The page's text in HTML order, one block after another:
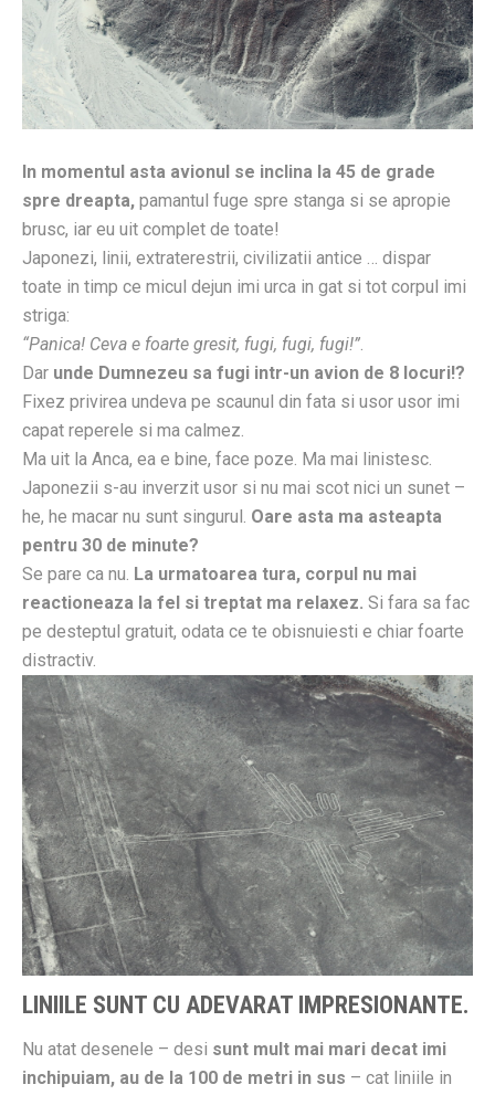
In momentul asta avionul se inclina la 45 de grade
spre dreapta, pamantul fuge spre stanga si se apropie
brusc, iar eu uit complet de toate!
Japonezi, linii, extraterestrii, civilizatii antice … dispar
toate in timp ce micul dejun imi urca in gat si tot corpul imi
striga:
“Panica! Ceva e foarte gresit, fugi, fugi, fugi!”.
Dar unde Dumnezeu sa fugi intr-un avion de 8 locuri!?
Fixez privirea undeva pe scaunul din fata si usor usor imi
capat reperele si ma calmez.
Ma uit la Anca, ea e bine, face poze. Ma mai linistesc.
Japonezii s-au inverzit usor si nu mai scot nici un sunet –
he, he macar nu sunt singurul. Oare asta ma asteapta
pentru 30 de minute?
Se pare ca nu. La urmatoarea tura, corpul nu mai
reactioneaza la fel si treptat ma relaxez. Si fara sa fac
pe desteptul gratuit, odata ce te obisnuiesti e chiar foarte
distractiv.
LINIILE SUNT CU ADEVARAT IMPRESIONANTE.
Nu atat desenele – desi sunt mult mai mari decat imi
inchipuiam, au de la 100 de metri in sus – cat liniile in